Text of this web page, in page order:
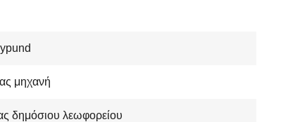
μηχανή
δημόσιου λεωφορείου